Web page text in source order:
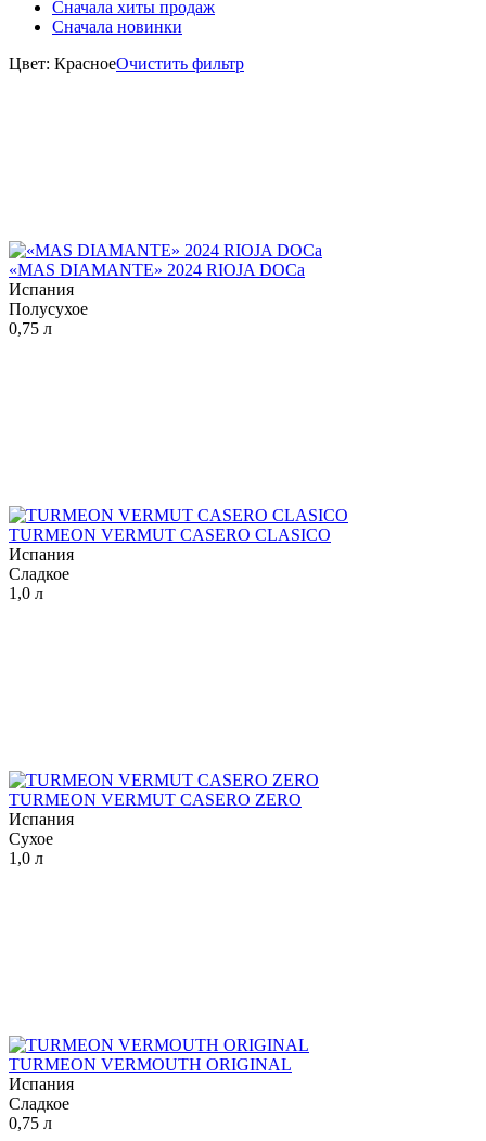
Сначала хиты продаж
Сначала новинки
Цвет: КрасноеОчистить фильтр
«MAS DIAMANTE» 2024 RIOJA DOCa
Испания
Полусухое
0,75 л
TURMEON VERMUT CASERO CLASICO
Испания
Сладкое
1,0 л
TURMEON VERMUT CASERO ZERO
Испания
Сухое
1,0 л
TURMEON VERMOUTH ORIGINAL
Испания
Сладкое
0,75 л